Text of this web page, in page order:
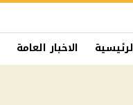
الاخبار العامة